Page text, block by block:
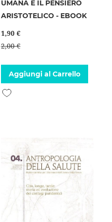
UMANA E IL PENSIERO
ARISTOTELICO - EBOOK
1,90 €
2,00 €
Aggiungi al Carrello
Aggiungi alla lista desideri